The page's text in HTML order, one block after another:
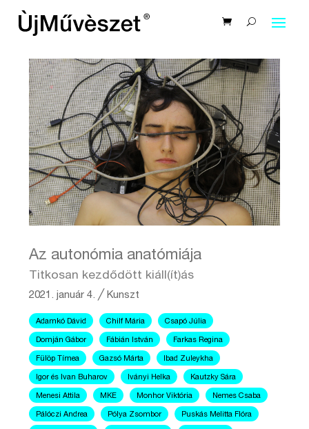
Az autonómia anatómiája
Titkosan kezdődött kiáll(ít)ás
2021. január 4. ╱Kunszt
Adamkó Dávid Chilf Mária Csapó Júlia
Domján Gábor Fábián István Farkas Regina
Fülöp Tímea Gazsó Márta Ibad Zuleykha
Igor és Ivan Buharov Iványi Helka Kautzky Sára
Menesi Attila MKE Monhor Viktória Nemes Csaba
Pálóczi Andrea Pólya Zsombor Puskás Melitta Flóra